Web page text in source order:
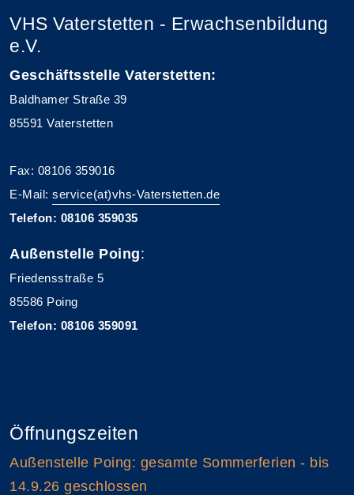
VHS Vaterstetten - Erwachsenbildung
e.V.
Geschäftsstelle Vaterstetten:
Baldhamer Straße 39
85591 Vaterstetten
Fax: 08106 359016
E-Mail: service(at)vhs-Vaterstetten.de
Telefon: 08106 359035
Außenstelle Poing:
Friedensstraße 5
85586 Poing
Telefon: 08106 359091
Öffnungszeiten
Außenstelle Poing: gesamte Sommerferien - bis
14.9.26 geschlossen